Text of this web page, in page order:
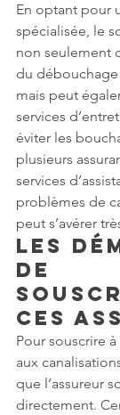
En optant pour
spécialisée, le
non seulement
du débouchage
mais peut
services
éviter les
plusieurs
services
problèmes de
peut s’avérer
Les
de
ces
Pour souscrire
aux
que l’assureur
directement.